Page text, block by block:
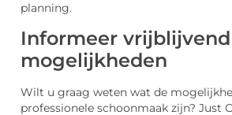
planning.
Informeer
mogelijkheden
Wilt u graag weten wat de
professionele schoonmaak zijn? Just